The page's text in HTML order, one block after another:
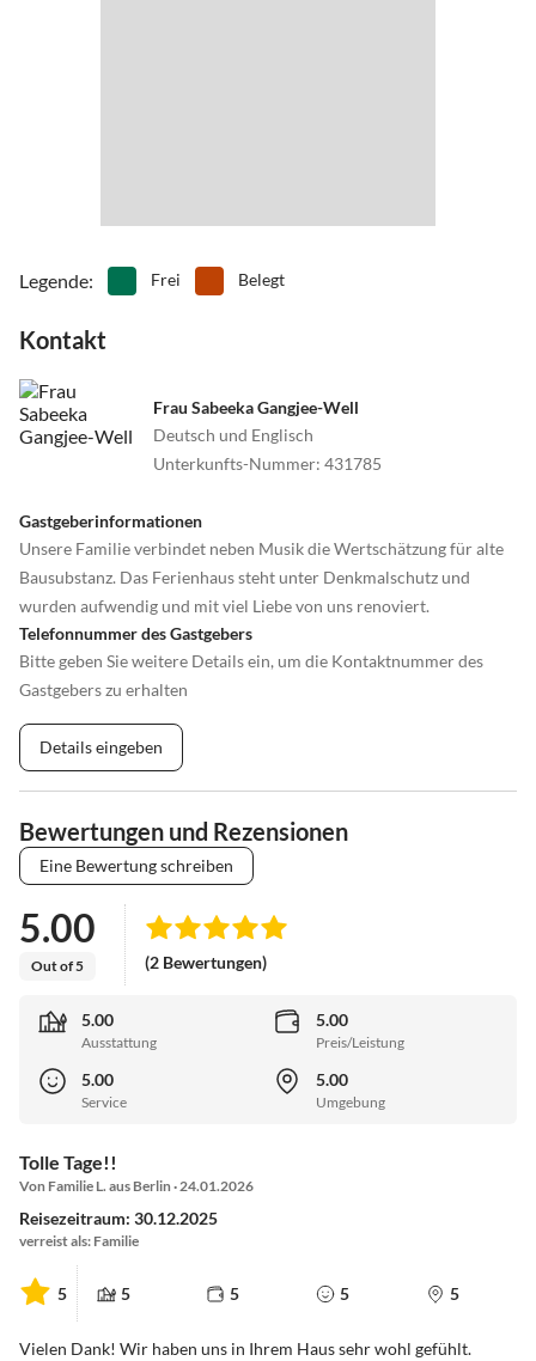
Legende: Frei Belegt
Kontakt
Frau Sabeeka Gangjee-Well
Deutsch und Englisch
Unterkunfts-Nummer: 431785
Gastgeberinformationen
Unsere Familie verbindet neben Musik die Wertschätzung für alte
Bausubstanz. Das Ferienhaus steht unter Denkmalschutz und
wurden aufwendig und mit viel Liebe von uns renoviert.
Telefonnummer des Gastgebers
Bitte geben Sie weitere Details ein, um die Kontaktnummer des
Gastgebers zu erhalten
Details eingeben
Bewertungen und Rezensionen
Eine Bewertung schreiben
5.00
Out of 5 (2 Bewertungen)
5.00
Ausstattung
5.00
Preis/Leistung
5.00
Service
5.00
Umgebung
Tolle Tage!!
Von Familie L. aus Berlin · 24.01.2026
Reisezeitraum: 30.12.2025
verreist als: Familie
5 5 5 5 5
Vielen Dank! Wir haben uns in Ihrem Haus sehr wohl gefühlt.